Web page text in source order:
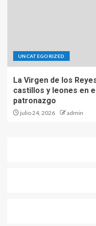
UNCATEGORIZED
La Virgen de los
castillos y leones en
patronazgo
julio 24, 2026 admin